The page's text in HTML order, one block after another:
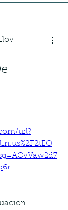
url?